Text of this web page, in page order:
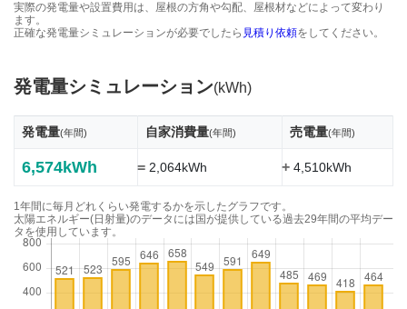
実際の発電量や設置費用は、屋根の方角や勾配、屋根材などによって変わり
ます。
正確な発電量シミュレーションが必要でしたら 見積り依頼をしてください。
発電量シミュレーション(kWh)
発電量(年間) 自家消費量(年間) 売電量(年間)
6,574kWh =2,064kWh +4,510kWh
1年間に毎月どれくらい発電するかを示したグラフです。
太陽エネルギー(日射量)のデータには国が提供している過去29年間の平均デー
タを使用しています。